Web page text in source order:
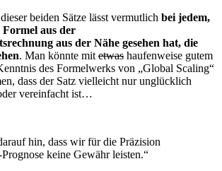
beiden Sätze lässt vermutlich bei jedem,
Formel aus der
aus der Nähe gesehen hat, die
. Man könnte mit etwas haufenweise gutem
des Formelwerks von „Global Scaling“
dass der Satz vielleicht nur unglücklich
vereinfacht ist…
hin, dass wir für die Präzision
keine Gewähr leisten.“